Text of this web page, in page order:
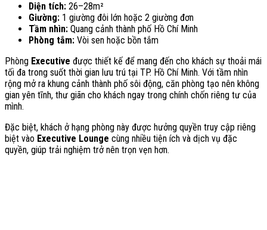
Diện tích: 26–28m²
Giường: 1 giường đôi lớn hoặc 2 giường đơn
Tầm nhìn: Quang cảnh thành phố Hồ Chí Minh
Phòng tắm: Vòi sen hoặc bồn tắm
Phòng Executive được thiết kế để mang đến cho khách sự thoải mái
tối đa trong suốt thời gian lưu trú tại TP. Hồ Chí Minh. Với tầm nhìn
rộng mở ra khung cảnh thành phố sôi động, căn phòng tạo nên không
gian yên tĩnh, thư giãn cho khách ngay trong chính chốn riêng tư của
mình.
Đặc biệt, khách ở hạng phòng này được hưởng quyền truy cập riêng
biệt vào Executive Lounge cùng nhiều tiện ích và dịch vụ đặc
quyền, giúp trải nghiệm trở nên trọn vẹn hơn.